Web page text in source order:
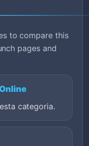
to compare this
pages and
categoria.